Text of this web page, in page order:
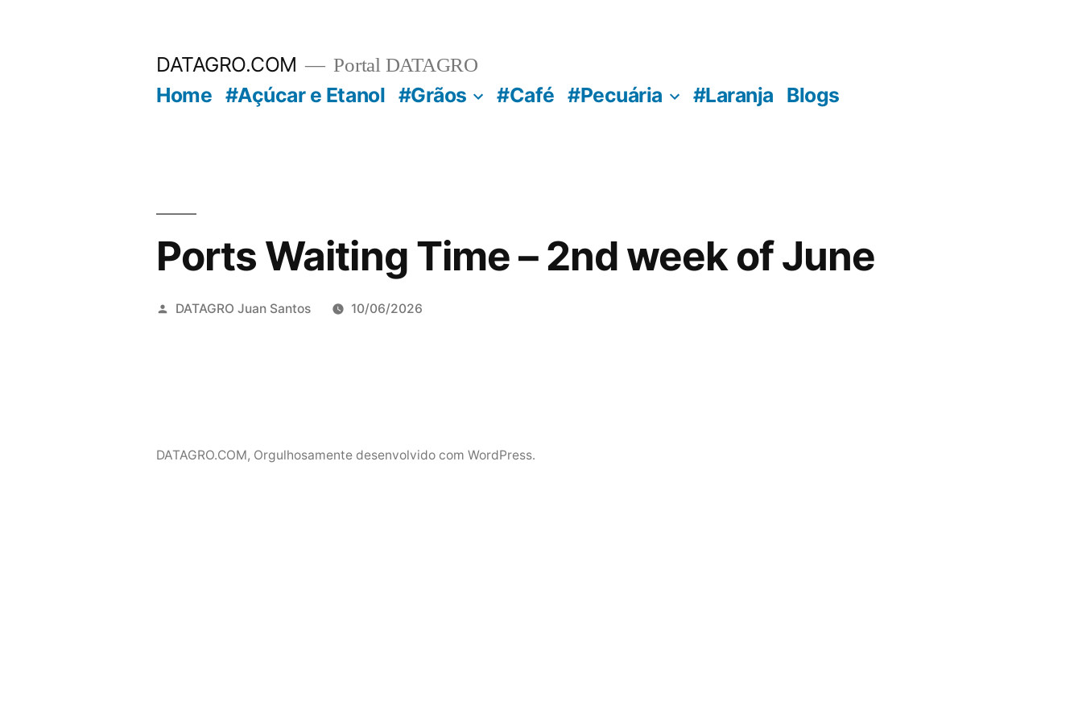
DATAGRO.COM Portal DATAGRO
Home #Açúcar e Etanol #Grãos #Café #Pecuária #Laranja Blogs
Ports Waiting Time – 2nd week of June
Publicado
DATAGRO Juan Santos 10/06/2026
DATAGRO.COM, Orgulhosamente desenvolvido com WordPress.